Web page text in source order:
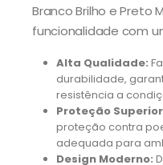
Branco Brilho e Preto
funcionalidade com
Alta Qualidade:
durabilidade,
resistência a
Proteção
proteção contra
adequada para
Design Moderno: